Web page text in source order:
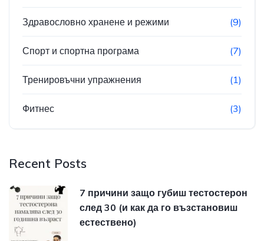
Здравословно хранене и режими (9)
Спорт и спортна програма (7)
Тренировъчни упражнения (1)
Фитнес (3)
Recent Posts
7 причини защо губиш тестостерон
след 30 (и как да го възстановиш
естествено)